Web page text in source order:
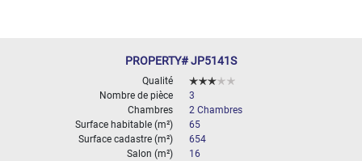
PROPERTY# JP5141S
Qualité
Nombre de pièce
3
Chambres
2 Chambres
Surface habitable (m²)
65
Surface cadastre (m²)
654
Salon (m²)
16